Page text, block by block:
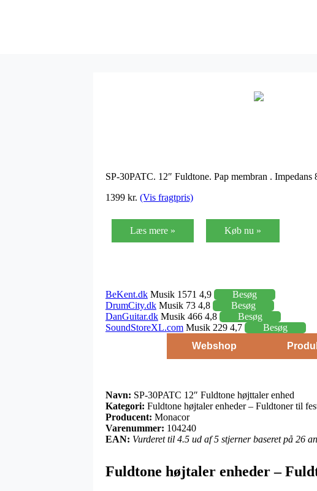
SP-30PATC. 12″ Fuldtone. Pap membran .
1399 kr. (Vis fragtpris)
Læs mere » Køb nu »
BeKent.dk Musik 1571 4,9
Besøg
DrumCity.dk Musik 73 4,8
Besøg
DanGuitar.dk Musik 466 4,8
Besøg
SoundStoreXL.com Musik 229 4,7
Besøg
Webshop
Navn: SP-30PATC 12″ Fuldtone højttaler enhed
Kategori: Fuldtone højtaler enheder – Fuldtoner til
Producent: Monacor
Varenummer: 104240
EAN: Vurderet til 4.5 ud af 5 stjerner baseret på 26
Fuldtone højtaler enheder –